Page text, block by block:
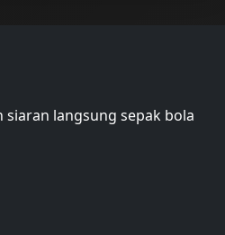
siaran langsung sepak bola